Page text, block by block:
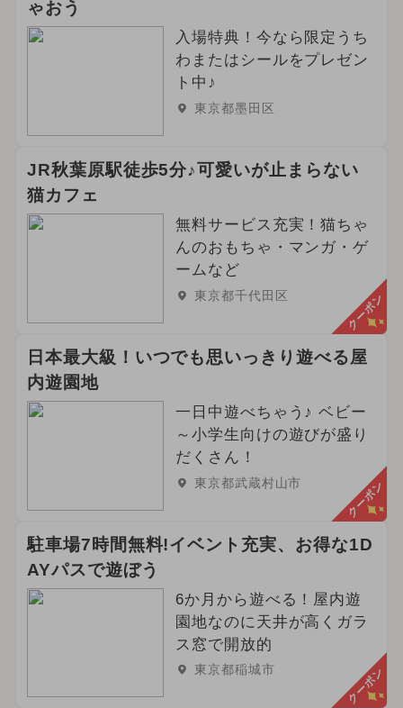
ゃおう
入場特典！今なら限定うち
わまたはシールをプレゼン
ト中♪
東京都墨田区
JR秋葉原駅徒歩5分♪可愛いが止まらない
猫カフェ
無料サービス充実！猫ちゃ
んのおもちゃ・マンガ・ゲ
ームなど
東京都千代田区 クーポン
日本最大級！いつでも思いっきり遊べる屋
内遊園地
一日中遊べちゃう♪ ベビー
～小学生向けの遊びが盛り
だくさん！
東京都武蔵村山市 クーポン
駐車場7時間無料!イベント充実、お得な1D
AYパスで遊ぼう
6か月から遊べる！屋内遊
園地なのに天井が高くガラ
ス窓で開放的
東京都稲城市 クーポン